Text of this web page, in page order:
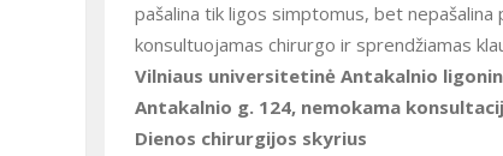
pašalina tik ligos simptomus, bet
konsultuojamas chirurgo ir sprendžiamas
Vilniaus universitetinė Antakalnio
Antakalnio g. 124, nemokama
Dienos chirurgijos skyrius